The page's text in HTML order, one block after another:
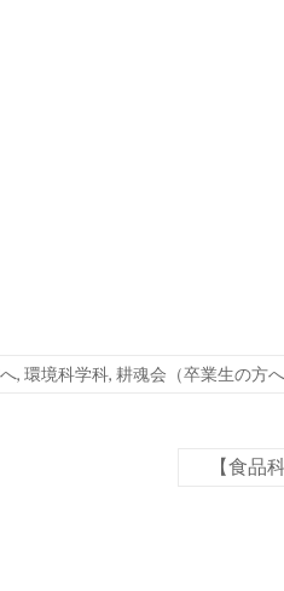
, 環境科学科, 耕魂会（卒業生の方へ
【食品